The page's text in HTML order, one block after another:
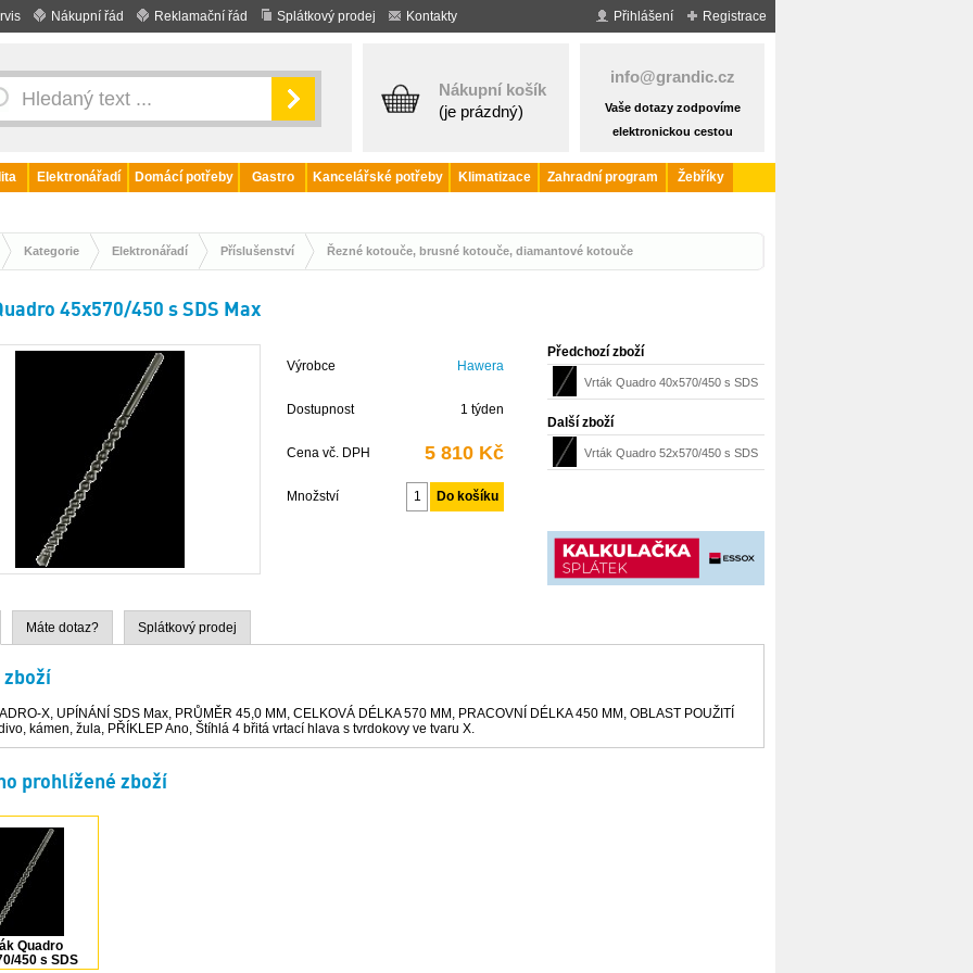
Nákupní řád Reklamační řád Splátkový prodej Kontakty Registrace
Přihlášení
Nákupní košík
(je prázdný)
info@grandic.cz
Vaše dotazy zodpovíme
elektronickou cestou
Elektronářadí Domácí potřeby Gastro Kancelářské potřeby Klimatizace Zahradní program
Žebříky
Kategorie Elektronářadí Příslušenství Řezné kotouče, brusné kotouče, diamantové kotouče
45x570/450 s SDS Max
Výrobce Hawera
Dostupnost 1 týden
Cena vč. DPH 5 810 Kč
Množství
Předchozí zboží
Vrták Quadro 40x570/450 s SDS
Max
Další zboží
Vrták Quadro 52x570/450 s SDS
Máte dotaz? Splátkový prodej
zboží
X, UPÍNÁNÍ SDS Max, PRŮMĚR 45,0 MM, CELKOVÁ DÉLKA 570 MM, PRACOVNÍ DÉLKA 450 MM, OBLAST POUŽITÍ
kámen, žula, PŘÍKLEP Ano, Štíhlá 4 břitá vrtací hlava s tvrdokovy ve tvaru X.
prohlížené zboží
Quadro
450 s SDS